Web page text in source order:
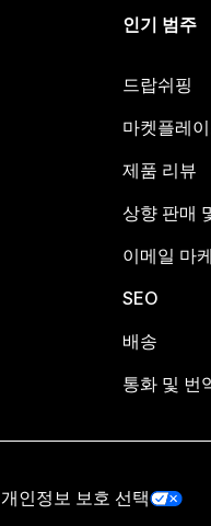
인기 범주
드랍쉬핑
마켓플레
제품 리뷰
상향 판매
이메일 마
SEO
배송
통화 및 번
개인정보 보호 선택